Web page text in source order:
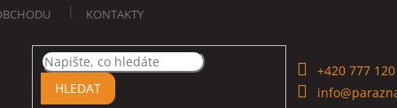
KONTAKTY
HLEDAT
+420 777